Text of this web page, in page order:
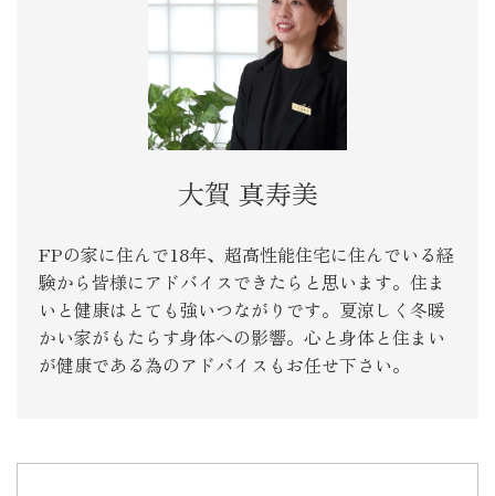
大賀 真寿美
FPの家に住んで18年、超高性能住宅に住んでいる経
験から皆様にアドバイスできたらと思います。住ま
いと健康はとても強いつながりです。夏涼しく冬暖
かい家がもたらす身体への影響。心と身体と住まい
が健康である為のアドバイスもお任せ下さい。